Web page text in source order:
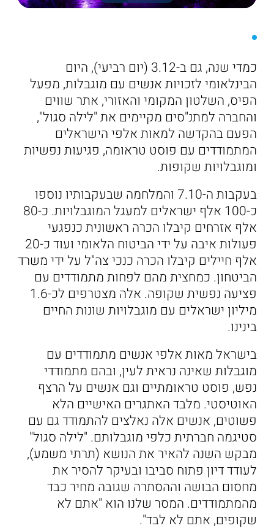
כמדי שנה, גם ב-3.12 (יום רביעי), היום
הבינלאומי לזכויות אנשים עם מוגבלות, מפעל
הפיס, השלטון המקומי והאזורי, אתר שווים
והחברה למתנ"סים מקיימים את "לילה סגול",
הפעם בהקדשה למאות אלפי הישראלים
המתמודדים עם פוסט טראומה, פגיעות נפשיות
ומוגבלויות שקופות.
בעקבות ה-7.10 והמלחמה שבעקבותיו נוספו
כ-100 אלף ישראלים למעגל המוגבלויות. כ-80
אלף אזרחים קיבלו הכרה ראשונית כנפגעי
פעולות איבה על ידי הביטוח הלאומי ועוד כ-20
אלף חיילים קיבלו הכרה כנכי צה"ל על ידי משרד
הביטחון. כמחצית מהם לפחות מתמודדים עם
פציעה נפשית שקופה. אלה מצטרפים לכ-1.6
מיליון ישראלים עם מוגבלויות שונות החיים
בינינו.
בישראל מאות אלפי אנשים מתמודדים עם
מוגבלות שאינה נראית לעין, ובהם מתמודדי
נפש, פוסט טראומתיים וגם אנשים על הרצף
האוטיסטי. מלבד האתגרים האישיים הלא
פשוטים, אנשים אלה נאלצים להתמודד גם עם
סטיגמה חברתית כלפי מוגבלותם. "לילה סגול"
מבקש השנה להאיר את הנושא (תרתי משמע),
לעודד דיון פתוח סביבו ובעיקר להסיר את
מחסום הבושה וההסתרה שגובה מחיר כבד
מהמתמודדים. המסר שלנו הוא "אתם לא
שקופים, אתם לא לבד".